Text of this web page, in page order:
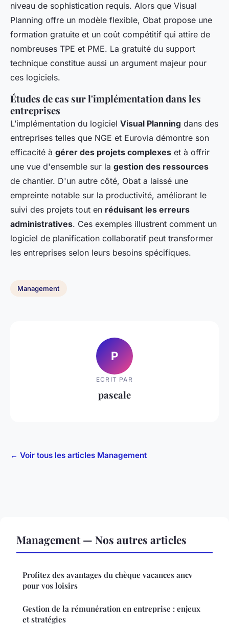
niveau de sophistication requis. Alors que Visual
Planning offre un modèle flexible, Obat propose une
formation gratuite et un coût compétitif qui attire de
nombreuses TPE et PME. La gratuité du support
technique constitue aussi un argument majeur pour
ces logiciels.
Études de cas sur l'implémentation dans les
entreprises
L’implémentation du logiciel Visual Planning dans des
entreprises telles que NGE et Eurovia démontre son
efficacité à gérer des projets complexes et à offrir
une vue d'ensemble sur la gestion des ressources
de chantier. D'un autre côté, Obat a laissé une
empreinte notable sur la productivité, améliorant le
suivi des projets tout en réduisant les erreurs
administratives. Ces exemples illustrent comment un
logiciel de planification collaboratif peut transformer
les entreprises selon leurs besoins spécifiques.
Management
P
ECRIT PAR
pascale
← Voir tous les articles Management
Management — Nos autres articles
Profitez des avantages du chèque vacances ancv
pour vos loisirs
Gestion de la rémunération en entreprise : enjeux
et stratégies